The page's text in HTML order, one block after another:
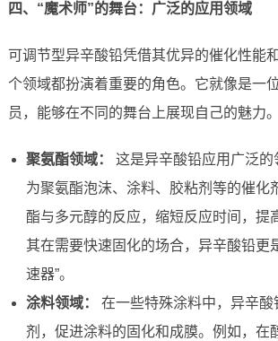
四、“魔术师”的舞台：广泛的应用领域
可调节型异辛酸铅凭借其优异的催化性能
个领域都扮演着重要的角色。它就像是一
员，能够在不同的舞台上展现自己的魅力。
聚氨酯领域：
这是异辛酸铅应用广泛
为聚氨酯泡沫、涂料、胶粘剂等的催化
酯与多元醇的反应，缩短反应时间，提
其在需要快速固化的场合，异辛酸铅更
速器”。
涂料领域：
在一些特殊涂料中，异辛
剂，促进涂料的固化和成膜。例如，在